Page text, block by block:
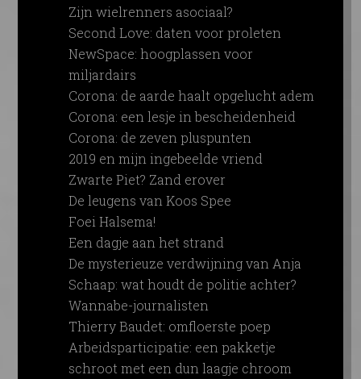
Zijn wielrenners asociaal?
Second Love: daten voor proleten
NewSpace: hoogplassen voor
miljardairs
Corona: de aarde haalt opgelucht adem
Corona: een lesje in bescheidenheid
Corona: de zeven pluspunten
2019 en mijn ingebeelde vriend
Zwarte Piet? Zand erover
De leugens van Koos Spee
Foei Halsema!
Een dagje aan het strand
De mysterieuze verdwijning van Anja
Schaap: wat houdt de politie achter?
Wannabe-journalisten
Thierry Baudet: omfloerste poep
Arbeidsparticipatie: een pakketje
schroot met een dun laagje chroom